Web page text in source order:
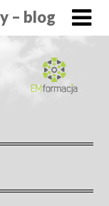
– blog